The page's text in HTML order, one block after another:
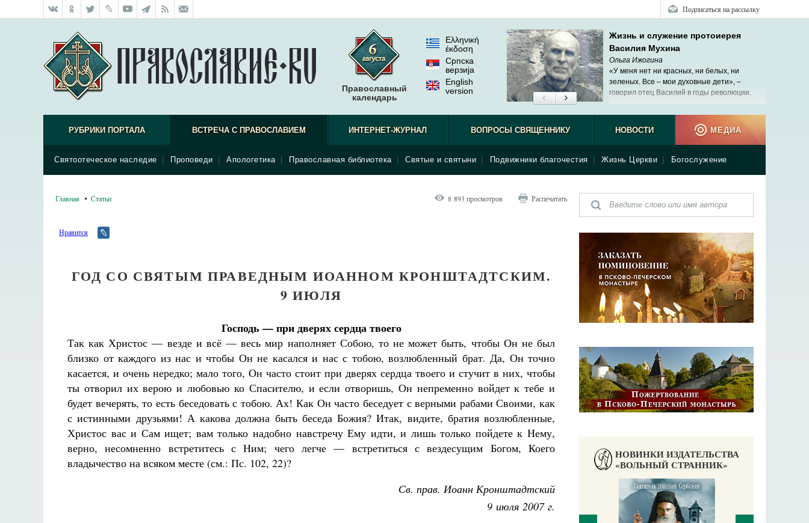
Подписаться на рассылку
Православный
календарь
Ελληνική
έκδοση
Српска
верзиjа
English
version
Жизнь и служение протоиерея
Василия Мухина
Ольга Ижогина
«У меня нет ни красных, ни белых, ни
зеленых. Все – мои духовные дети», –
говорил отец Василий в годы революции.
РУБРИКИ ПОРТАЛА ВСТРЕЧА С ПРАВОСЛАВИЕМ
Святоотеческое наследие Проповеди Апологетика Православная библиотека Святые и святыни Подвижники благочестия Жизнь Церкви Богослужение
ИНТЕРНЕТ-ЖУРНАЛ ВОПРОСЫ СВЯЩЕННИКУ НОВОСТИ МЕДИА
Главная Статьи 8 893 просмотров Распечатать
Нравится
ГОД СО СВЯТЫМ ПРАВЕДНЫМ ИОАННОМ КРОНШТАДТСКИМ.
9 ИЮЛЯ
Господь — при дверях сердца твоего
Так как Христос — везде и всё — весь мир наполняет Собою, то не может быть, чтобы Он не был
близко от каждого из нас и чтобы Он не касался и нас с тобою, возлюбленный брат. Да, Он точно
касается, и очень нередко; мало того, Он часто стоит при дверях сердца твоего и стучит в них, чтобы
ты отворил их верою и любовью ко Спасителю, и если отворишь, Он непременно войдет к тебе и
будет вечерять, то есть беседовать с тобою. Ах! Как Он часто беседует с верными рабами Своими, как
с истинными друзьями! А какова должна быть беседа Божия? Итак, видите, братия возлюбленные,
Христос вас и Сам ищет; вам только надобно навстречу Ему идти, и лишь только пойдете к Нему,
верно, несомненно встретитесь с Ним; чего легче — встретиться с вездесущим Богом, Коего
владычество на всяком месте (см.: Пс. 102, 22)?
Св. прав. Иоанн Кронштадтский
9 июля 2007 г.
НОВИНКИ ИЗДАТЕЛЬСТВА
«ВОЛЬНЫЙ СТРАННИК»